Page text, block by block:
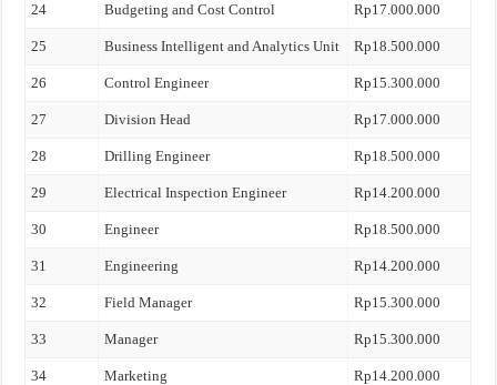
24 Budgeting and Cost Control Rp17.000.000
25 Business Intelligent and Analytics Unit Rp18.500.000
26 Control Engineer Rp15.300.000
27 Division Head Rp17.000.000
28 Drilling Engineer Rp18.500.000
29 Electrical Inspection Engineer Rp14.200.000
30 Engineer Rp18.500.000
31 Engineering Rp14.200.000
32 Field Manager Rp15.300.000
33 Manager Rp15.300.000
34 Marketing Rp14.200.000